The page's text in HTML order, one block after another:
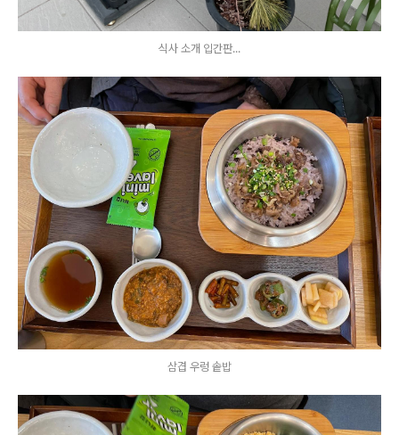
식사 소개 입간판...
삼겹 우렁 솥밥